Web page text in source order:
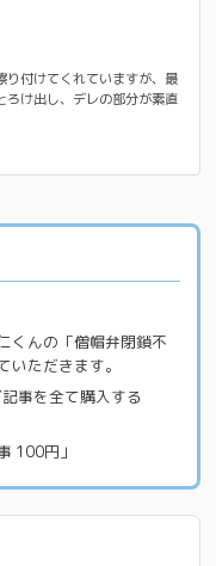
り付けてくれていますが、最
ろけ出し、デレの部分が素直
くんの「僧帽弁閉鎖不
ただきます。
事を全て購入する
100円」